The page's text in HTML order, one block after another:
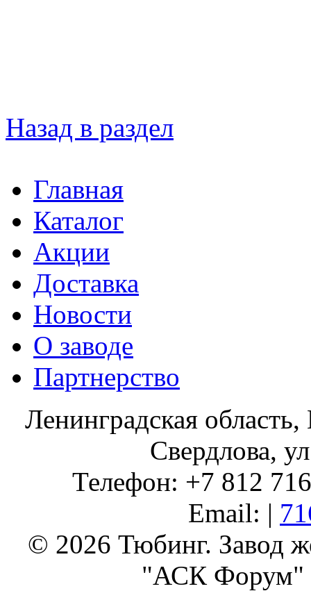
Назад в раздел
Главная
Каталог
Акции
Доставка
Новости
О заводе
Партнерство
Ленинградская
Свердлова,
Телефон: +7 812
Email: |
© 2026 Тюбинг. Завод
"АСК Форум"